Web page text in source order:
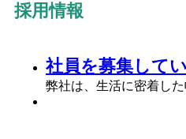
採用情報
社員を募集して
弊社は、生活に密着し